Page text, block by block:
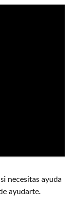
necesitas ayuda
ayudarte.